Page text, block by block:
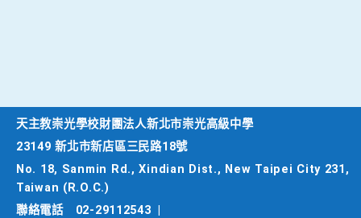
天主教崇光學校財團法人新北市崇光高級中學
23149 新北市新店區三民路18號
No. 18, Sanmin Rd., Xindian Dist., New Taipei City 231,
Taiwan (R.O.C.)
聯絡電話
02-29112543